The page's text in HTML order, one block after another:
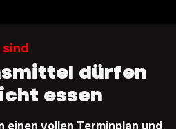
sind
dürfen
essen
einen vollen Terminplan und